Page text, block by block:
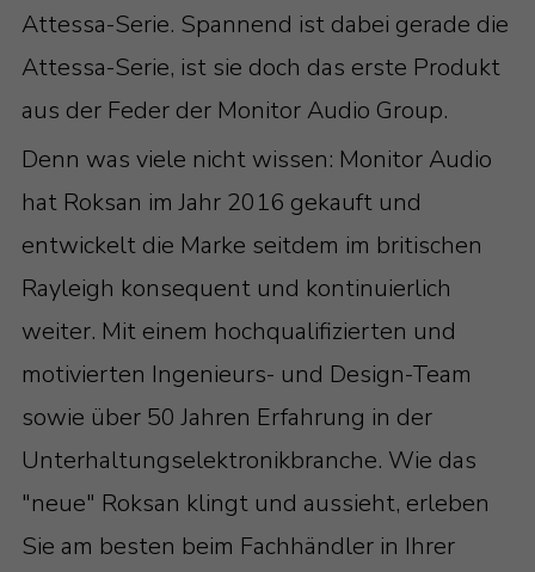
Attessa-Serie. Spannend ist dabei gerade die
Attessa-Serie, ist sie doch das erste Produkt
aus der Feder der Monitor Audio Group.
Denn was viele nicht wissen: Monitor Audio
hat Roksan im Jahr 2016 gekauft und
entwickelt die Marke seitdem im britischen
Rayleigh konsequent und kontinuierlich
weiter. Mit einem hochqualifizierten und
motivierten Ingenieurs- und Design-Team
sowie über 50 Jahren Erfahrung in der
Unterhaltungselektronikbranche. Wie das
"neue" Roksan klingt und aussieht, erleben
Sie am besten beim Fachhändler in Ihrer